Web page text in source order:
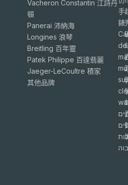
Vacheron Constantin 江詩丹
頓
Panerai 沛納海
Longines 浪琴
Breitling 百年靈
Patek Philippe 百達翡麗
Jaeger-LeCoultre 積家
其他品牌
手
錶
de